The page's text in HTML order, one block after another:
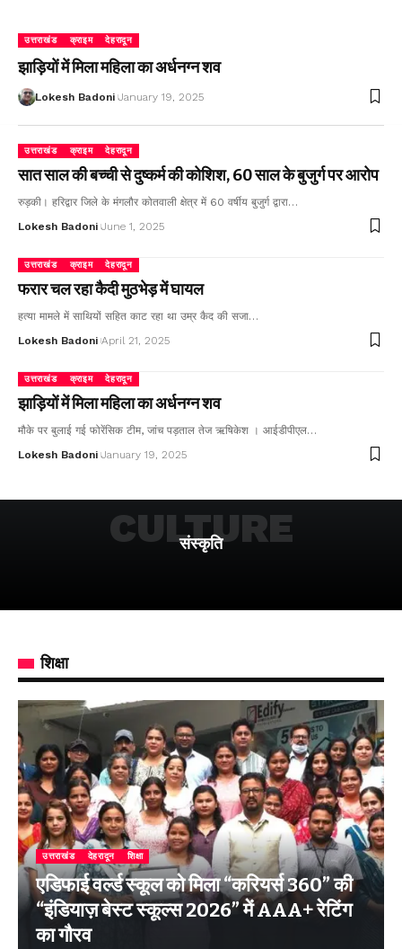
उत्तराखंड क्राइम देहरादून
झाड़ियों में मिला महिला का अर्धनग्न शव
Lokesh Badoni January 19, 2025
उत्तराखंड क्राइम देहरादून
सात साल की बच्ची से दुष्कर्म की कोशिश, 60 साल के बुजुर्ग पर आरोप
रुड़की। हरिद्वार जिले के मंगलौर कोतवाली क्षेत्र में 60 वर्षीय बुजुर्ग द्वारा…
Lokesh Badoni June 1, 2025
उत्तराखंड क्राइम देहरादून
फरार चल रहा कैदी मुठभेड़ में घायल
हत्या मामले में साथियों सहित काट रहा था उम्र कैद की सजा…
Lokesh Badoni April 21, 2025
उत्तराखंड क्राइम देहरादून
झाड़ियों में मिला महिला का अर्धनग्न शव
मौके पर बुलाई गई फोरेंसिक टीम, जांच पड़ताल तेज ऋषिकेश । आईडीपीएल…
Lokesh Badoni January 19, 2025
संस्कृति
CULTURE
शिक्षा
उत्तराखंड देहरादून शिक्षा
एडिफाई वर्ल्ड स्कूल को मिला “करियर्स 360” की
“इंडियाज़ बेस्ट स्कूल्स 2026” में AAA+ रेटिंग
का गौरव